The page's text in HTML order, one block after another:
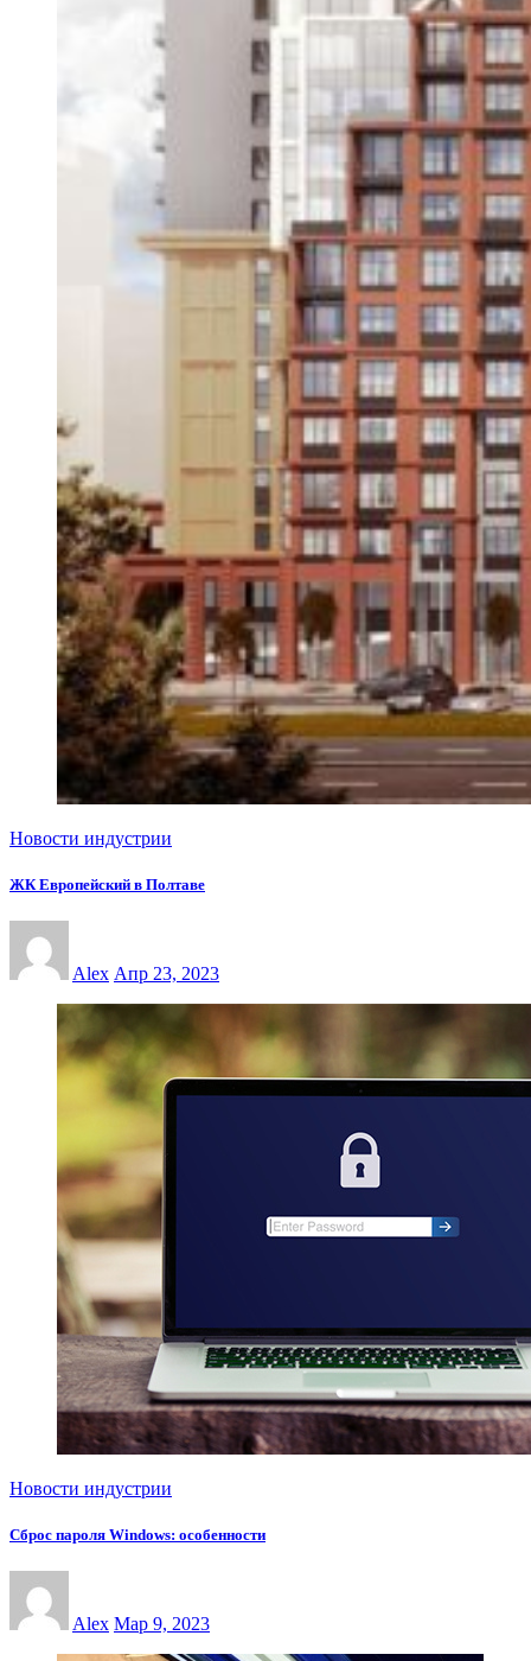
Новости индустрии
ЖК Европейский в Полтаве
Alex Апр 23, 2023
Новости индустрии
Сброс пароля Windows: особенности
Alex Мар 9, 2023